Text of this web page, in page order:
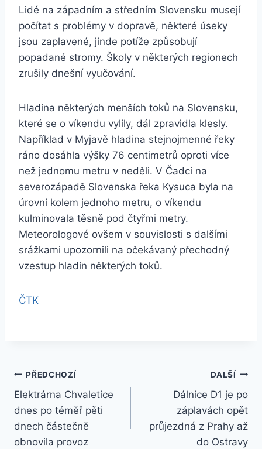
Lidé na západním a středním Slovensku musejí
počítat s problémy v dopravě, některé úseky
jsou zaplavené, jinde potíže způsobují
popadané stromy. Školy v některých regionech
zrušily dnešní vyučování.
Hladina některých menších toků na Slovensku,
které se o víkendu vylily, dál zpravidla klesly.
Například v Myjavě hladina stejnojmenné řeky
ráno dosáhla výšky 76 centimetrů oproti více
než jednomu metru v neděli. V Čadci na
severozápadě Slovenska řeka Kysuca byla na
úrovni kolem jednoho metru, o víkendu
kulminovala těsně pod čtyřmi metry.
Meteorologové ovšem v souvislosti s dalšími
srážkami upozornili na očekávaný přechodný
vzestup hladin některých toků.
ČTK
Navigace
pro
příspěvek
PŘEDCHOZÍ
Elektrárna Chvaletice
dnes po téměř pěti
dnech částečně
obnovila provoz
DALŠÍ
Dálnice D1 je po
záplavách opět
průjezdná z Prahy až
do Ostravy